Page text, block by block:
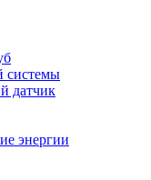
системы
датчик
энергии